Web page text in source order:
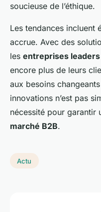
soucieuse de l’éthique.
Les tendances incluent
accrue. Avec des
les entreprises leaders
encore plus de leurs
aux besoins
innovations n’est pas
nécessité pour garantir
marché B2B.
Actu